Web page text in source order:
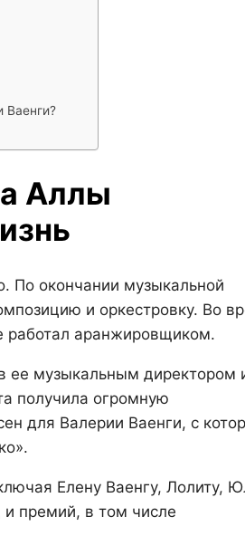
Ваенги?
Аллы
По окончании музыкальной
и оркестровку. Во
работал аранжировщиком.
ее музыкальным директором
получила огромную
для Валерии Ваенги, с
Елену Ваенгу, Лолиту,
и премий, в том числе